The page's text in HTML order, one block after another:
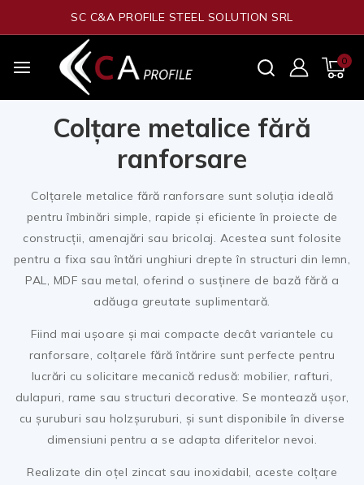
SC C&A PROFILE STEEL SOLUTION SRL
0
Colțare metalice fără
ranforsare
Colțarele metalice fără ranforsare sunt soluția ideală
pentru îmbinări simple, rapide și eficiente în proiecte de
construcții, amenajări sau bricolaj. Acestea sunt folosite
pentru a fixa sau întări unghiuri drepte în structuri din lemn,
PAL, MDF sau metal, oferind o susținere de bază fără a
adăuga greutate suplimentară.
Fiind mai ușoare și mai compacte decât variantele cu
ranforsare, colțarele fără întărire sunt perfecte pentru
lucrări cu solicitare mecanică redusă: mobilier, rafturi,
dulapuri, rame sau structuri decorative. Se montează ușor,
cu șuruburi sau holzșuruburi, și sunt disponibile în diverse
dimensiuni pentru a se adapta diferitelor nevoi.
Realizate din oțel zincat sau inoxidabil, aceste colțare